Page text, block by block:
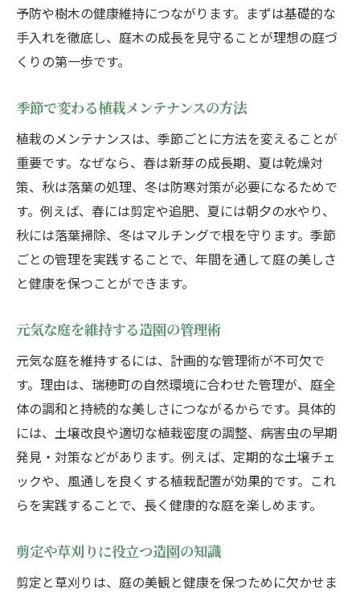
予防や樹木の健康維持につながります。まずは基礎的な
手入れを徹底し、庭木の成長を見守ることが理想の庭づ
くりの第一歩です。
季節で変わる植栽メンテナンスの方法
植栽のメンテナンスは、季節ごとに方法を変えることが
重要です。なぜなら、春は新芽の成長期、夏は乾燥対
策、秋は落葉の処理、冬は防寒対策が必要になるためで
す。例えば、春には剪定や追肥、夏には朝夕の水やり、
秋には落葉掃除、冬はマルチングで根を守ります。季節
ごとの管理を実践することで、年間を通して庭の美しさ
と健康を保つことができます。
元気な庭を維持する造園の管理術
元気な庭を維持するには、計画的な管理術が不可欠で
す。理由は、瑞穂町の自然環境に合わせた管理が、庭全
体の調和と持続的な美しさにつながるからです。具体的
には、土壌改良や適切な植栽密度の調整、病害虫の早期
発見・対策などがあります。例えば、定期的な土壌チェ
ックや、風通しを良くする植栽配置が効果的です。これ
らを実践することで、長く健康的な庭を楽しめます。
剪定や草刈りに役立つ造園の知識
剪定と草刈りは、庭の美観と健康を保つために欠かせま